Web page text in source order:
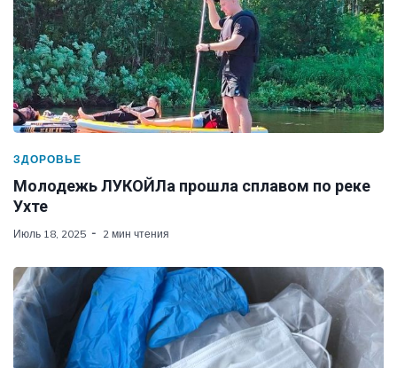
ЗДОРОВЬЕ
Молодежь ЛУКОЙЛа прошла сплавом по реке
Ухте
Июль 18, 2025 2 мин чтения